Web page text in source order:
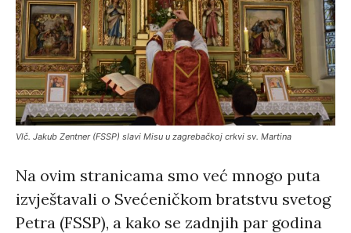
Vlč. Jakub Zentner (FSSP) slavi Misu u zagrebačkoj crkvi sv. Martina
Na ovim stranicama smo već mnogo puta
izvještavali o Svećeničkom bratstvu svetog
Petra (FSSP), a kako se zadnjih par godina